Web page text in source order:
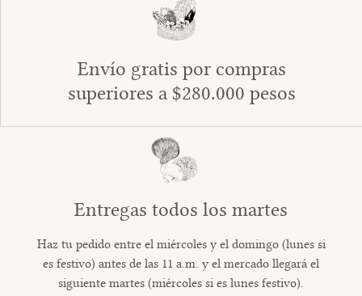
Envío gratis por compras
superiores a $280.000 pesos
Entregas todos los martes
Haz tu pedido entre el miércoles y el domingo (lunes si
es festivo) antes de las 11 a.m. y el mercado llegará el
siguiente martes (miércoles si es lunes festivo).